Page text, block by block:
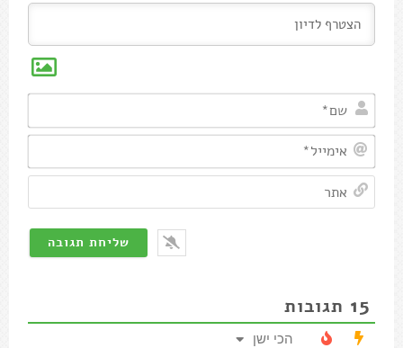
15 תגובות
הכי ישן